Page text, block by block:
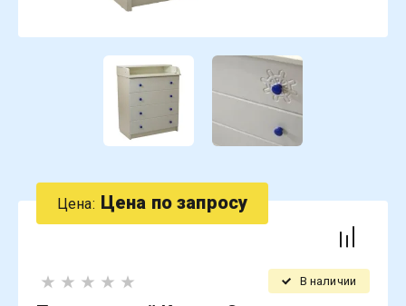
Цена: Цена по запросу
В наличии